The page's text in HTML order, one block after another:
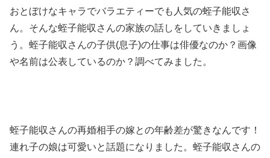
おとぼけなキャラでバラエティーでも人気の蛭子能収さ
ん。そんな蛭子能収さんの家族の話しをしていきましょ
う。蛭子能収さんの子供(息子)の仕事は俳優なのか？画像
や名前は公表しているのか？調べてみました。
蛭子能収さんの再婚相手の嫁との年齢差が驚きなんです！
連れ子の娘は可愛いと話題になりました。蛭子能収さんの